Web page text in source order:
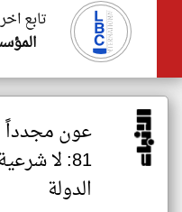
تابع
عون مجدداً
81: لا
الدولة